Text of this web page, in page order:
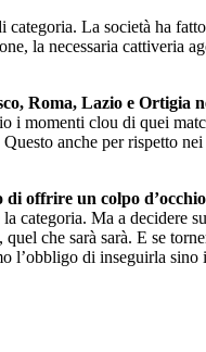
La società ha
la necessaria cattiveria
Roma, Lazio e Ortigia
i momenti clou di quei
anche per rispetto
offrire un colpo
categoria. Ma a decidere
che sarà sarà. E se
l’obbligo di inseguirla sino